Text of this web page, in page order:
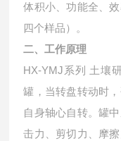
体积小、功能全、
四个样品）。
二、工作原理
HX-YMJ系列 土壤
罐，当转盘转动时
自身轴心自转。罐
击力、剪切力、摩